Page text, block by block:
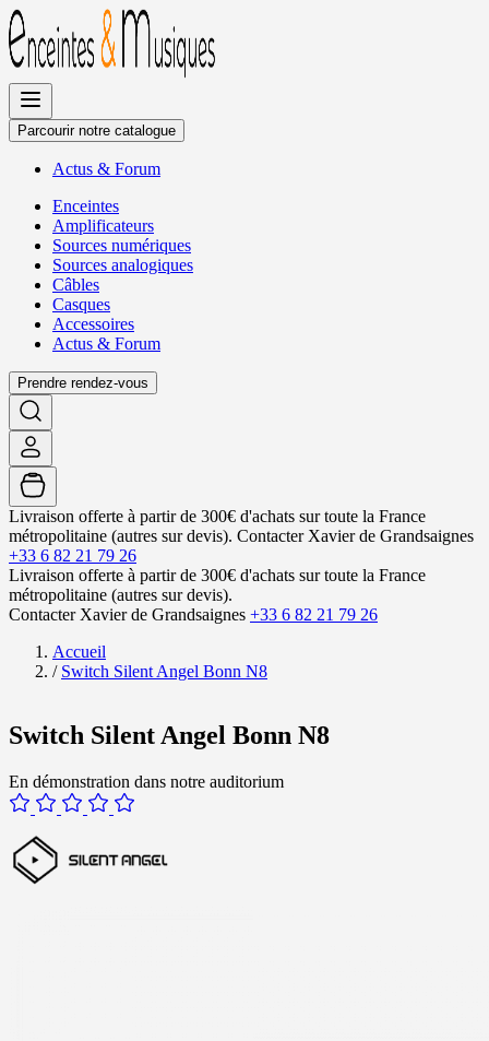
Allez
au
contenu
Parcourir notre catalogue
Actus & Forum
Enceintes
Amplificateurs
Sources numériques
Sources analogiques
Câbles
Casques
Accessoires
Actus & Forum
Prendre rendez-vous
Livraison offerte à partir de 300€ d'achats sur toute la France
métropolitaine (autres sur devis). Contacter Xavier de Grandsaignes
+33 6 82 21 79 26
Livraison offerte à partir de 300€ d'achats sur toute la France
métropolitaine (autres sur devis).
Contacter Xavier de Grandsaignes +33 6 82 21 79 26
Accueil
/ Switch Silent Angel Bonn N8
Switch Silent Angel Bonn N8
En démonstration dans notre auditorium